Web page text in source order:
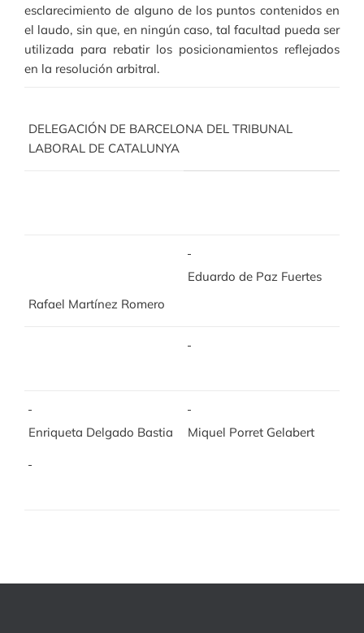
esclarecimiento de alguno de los puntos contenidos en
el laudo, sin que, en ningún caso, tal facultad pueda ser
utilizada para rebatir los posicionamientos reflejados
en la resolución arbitral.
DELEGACIÓN DE BARCELONA DEL TRIBUNAL
LABORAL DE CATALUNYA
Rafael Martínez Romero
Eduardo de Paz Fuertes
Enriqueta Delgado Bastia Miquel Porret Gelabert